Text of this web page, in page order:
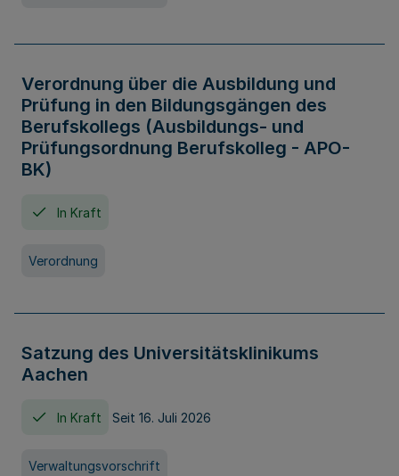
Verordnung über die Ausbildung und
Prüfung in den Bildungsgängen des
Berufskollegs (Ausbildungs- und
Prüfungsordnung Berufskolleg - APO-
BK)
In Kraft
Verordnung
Satzung des Universitätsklinikums
Aachen
In Kraft Seit 16. Juli 2026
Verwaltungsvorschrift